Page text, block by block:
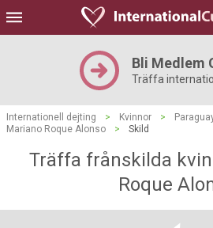
Bli Medlem
Träffa
Internationell dejting > Kvinnor >
Mariano Roque Alonso
> Skild
Träffa frånskilda
Roque